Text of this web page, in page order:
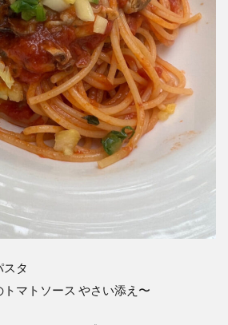
スタ
マトソース やさい添え〜